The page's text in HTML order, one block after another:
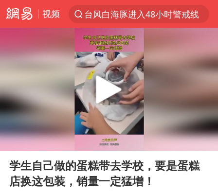
视频
台风白海豚进入48小时警戒线
中方回应是否在太平洋海底开采稀土
看守所辅警收受10万获刑1年
宇树科技发行价格150.80元/股
宇树科技王兴兴身家有望超200亿元
五粮液渠道价一箱上涨近百元
CIA被曝已秘密设立古巴工作组
Play
00:00 00:12
学生自己做的蛋糕带去学校，要是蛋糕
店换这包装，销量一定猛增！